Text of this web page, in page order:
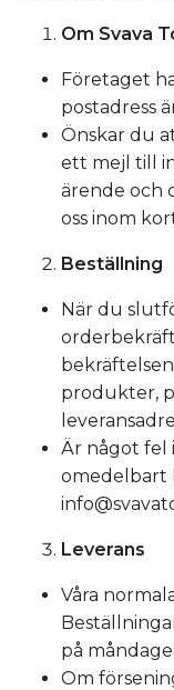
Om Svava
Företaget
postadress
Önskar du
ett mejl till
ärende och
oss inom
Beställning
När du
produkter,
Är något fel
omedelbart
Leverans
Våra
på
Om